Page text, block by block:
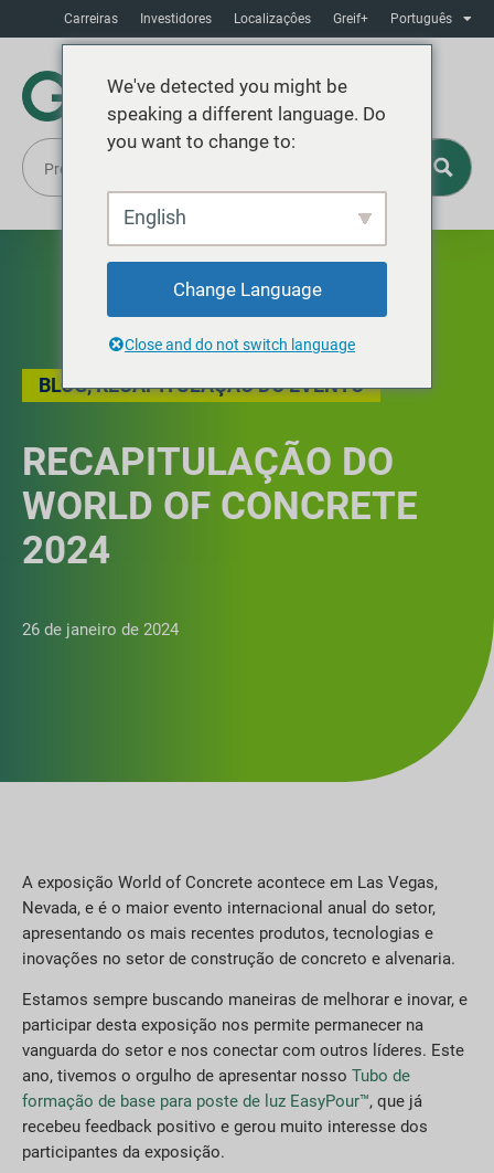
Carreiras Investidores Localizaçôes Greif+ Português
BLOG,RECAPITULAÇÃO DO EVENTO
RECAPITULAÇÃO DO
WORLD OF CONCRETE
2024
26 de janeiro de 2024
A exposição World of Concrete acontece em Las Vegas,
Nevada, e é o maior evento internacional anual do setor,
apresentando os mais recentes produtos, tecnologias e
inovações no setor de construção de concreto e alvenaria.
Estamos sempre buscando maneiras de melhorar e inovar, e
participar desta exposição nos permite permanecer na
vanguarda do setor e nos conectar com outros líderes. Este
ano, tivemos o orgulho de apresentar nosso Tubo de
formação de base para poste de luz EasyPour™, que já
recebeu feedback positivo e gerou muito interesse dos
participantes da exposição.
We've detected you might be
speaking a different language. Do
you want to change to:
English
Change Language
Close and do not switch language